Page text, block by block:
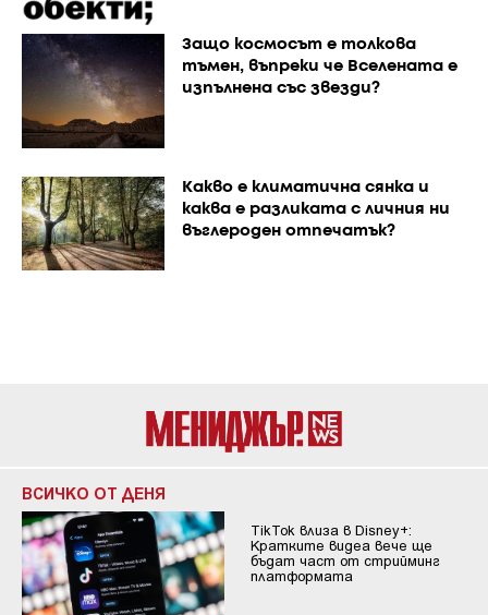
Защо космосът е толкова
тъмен, въпреки че Вселената е
изпълнена със звезди?
Каквo е климатична сянка и
каква е разликата с личния ни
въглероден отпечатък?
ВСИЧКО ОТ ДЕНЯ
TikTok влиза в Disney+:
Кратките видеа вече ще
бъдат част от стрийминг
платформата